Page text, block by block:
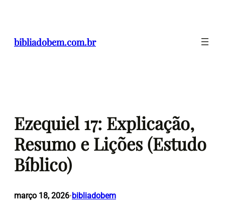
conteúdo
bibliadobem.com.br
Ezequiel 17: Explicação,
Resumo e Lições (Estudo
Bíblico)
março 18, 2026•bibliadobem